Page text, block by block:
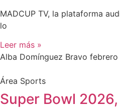
MADCUP TV, la plataforma
lo
Leer más »
Alba Domínguez Bravo febrero
Área Sports
Super Bowl